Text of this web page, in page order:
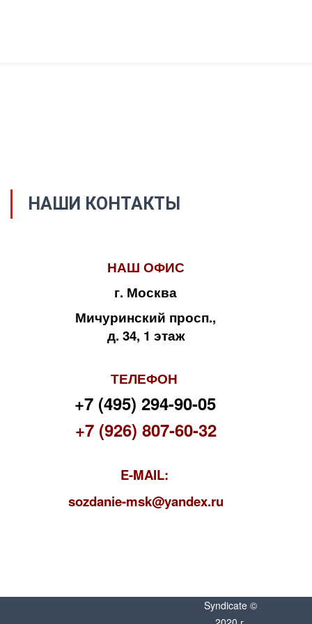
НАШИ КОНТАКТЫ
НАШ ОФИС
г. Москва
Мичуринский просп.,
д. 34, 1 этаж
ТЕЛЕФОН
+7 (495) 294-90-05
+7 (926) 807-60-32
E-MAIL:
sozdanie-msk@yandex.ru
Syndicate ©